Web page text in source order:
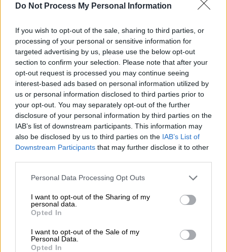
Do Not Process My Personal Information
If you wish to opt-out of the sale, sharing to third parties, or
processing of your personal or sensitive information for
targeted advertising by us, please use the below opt-out
section to confirm your selection. Please note that after your
opt-out request is processed you may continue seeing
interest-based ads based on personal information utilized by
us or personal information disclosed to third parties prior to
your opt-out. You may separately opt-out of the further
disclosure of your personal information by third parties on the
IAB’s list of downstream participants. This information may
also be disclosed by us to third parties on the IAB’s List of
Downstream Participants that may further disclose it to other
Please note that this website/app uses one or more Google
not limited to your visit or usage behaviour. You may click to
grant or deny consent to Google and its third-party tags to
use your data for below specified purposes in below Google
consent section.
Personal Data Processing Opt Outs
I want to opt-out of the Sharing of my
personal data.
Opted In
I want to opt-out of the Sale of my
Personal Data.
Opted In
Ομαδικοί βιασμοί και ακρωτηριασμοί
γυναικών διαδηλωτών
Περισσότεροι από 50.000 άνθρωποι έχουν
συλληφθεί ως ύποπτοι συμμετοχής στις
διαδηλώσεις